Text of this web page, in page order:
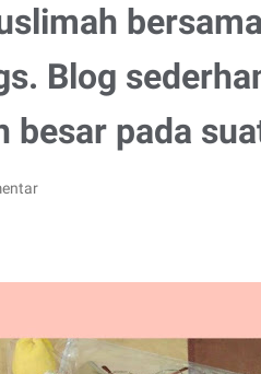
Blog
besar pada